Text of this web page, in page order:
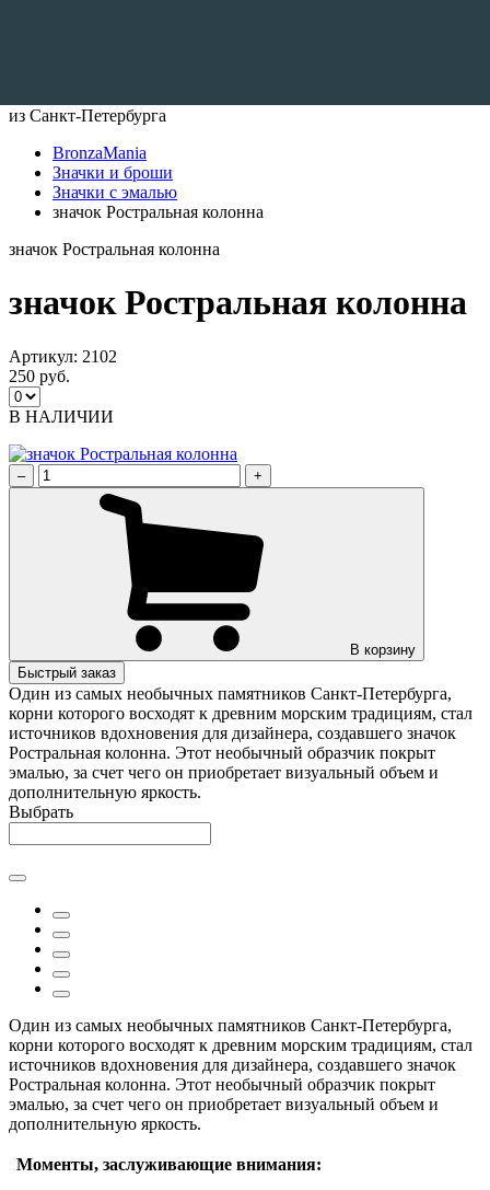
из Санкт-Петербурга
BronzaMania
Значки и броши
Значки с эмалью
значок Ростральная колонна
значок Ростральная колонна
значок Ростральная колонна
Артикул: 2102
250 руб.
В НАЛИЧИИ
– +
В корзину
Быстрый заказ
Один из самых необычных памятников Санкт-Петербурга,
корни которого восходят к древним морским традициям, стал
источников вдохновения для дизайнера, создавшего значок
Ростральная колонна. Этот необычный образчик покрыт
эмалью, за счет чего он приобретает визуальный объем и
дополнительную яркость.
Выбрать
Один из самых необычных памятников Санкт-Петербурга,
корни которого восходят к древним морским традициям, стал
источников вдохновения для дизайнера, создавшего значок
Ростральная колонна. Этот необычный образчик покрыт
эмалью, за счет чего он приобретает визуальный объем и
дополнительную яркость.
Моменты, заслуживающие внимания: